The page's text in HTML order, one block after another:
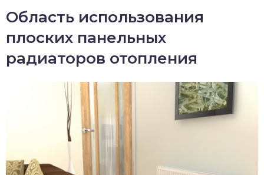
Область использования
плоских панельных
радиаторов отопления